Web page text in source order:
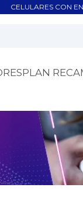
CELULARES CON
PLAN